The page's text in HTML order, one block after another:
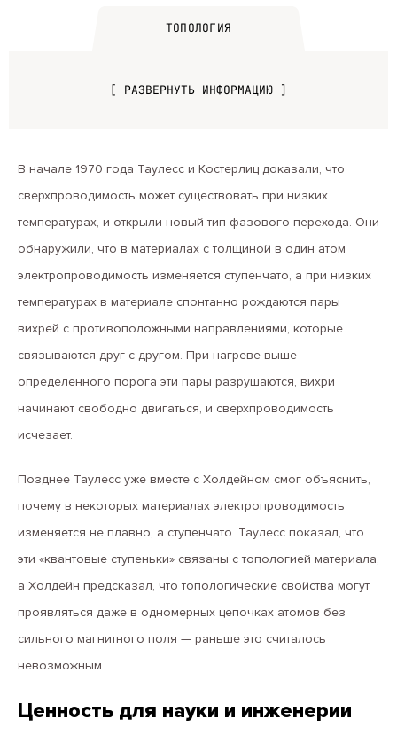
ТОПОЛОГИЯ
[ РАЗВЕРНУТЬ ИНФОРМАЦИЮ ]
В начале 1970 года Таулесс и Костерлиц доказали, что
сверхпроводимость может существовать при низких
температурах, и открыли новый тип фазового перехода. Они
обнаружили, что в материалах с толщиной в один атом
электропроводимость изменяется ступенчато, а при низких
температурах в материале спонтанно рождаются пары
вихрей с противоположными направлениями, которые
связываются друг с другом. При нагреве выше
определенного порога эти пары разрушаются, вихри
начинают свободно двигаться, и сверхпроводимость
исчезает.
Позднее Таулесс уже вместе с Холдейном смог объяснить,
почему в некоторых материалах электропроводимость
изменяется не плавно, а ступенчато. Таулесс показал, что
эти «квантовые ступеньки» связаны с топологией материала,
а Холдейн предсказал, что топологические свойства могут
проявляться даже в одномерных цепочках атомов без
сильного магнитного поля — раньше это считалось
невозможным.
Ценность для науки и инженерии